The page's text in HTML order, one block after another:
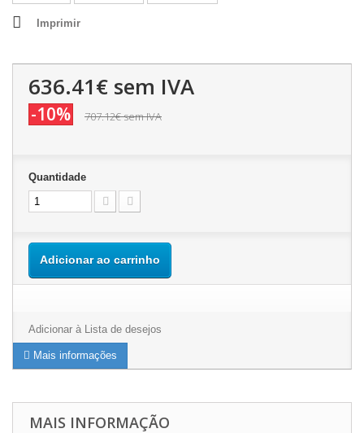
Imprimir
636.41€ sem IVA
-10% 707.12€sem IVA
Quantidade
Adicionar ao carrinho
Adicionar à Lista de desejos
Mais informações
MAIS INFORMAÇÃO